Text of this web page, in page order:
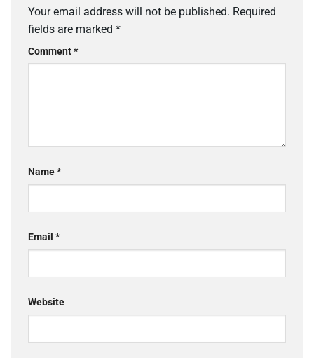
Your email address will not be published. Required
fields are marked *
Comment*
Name*
Email *
Website